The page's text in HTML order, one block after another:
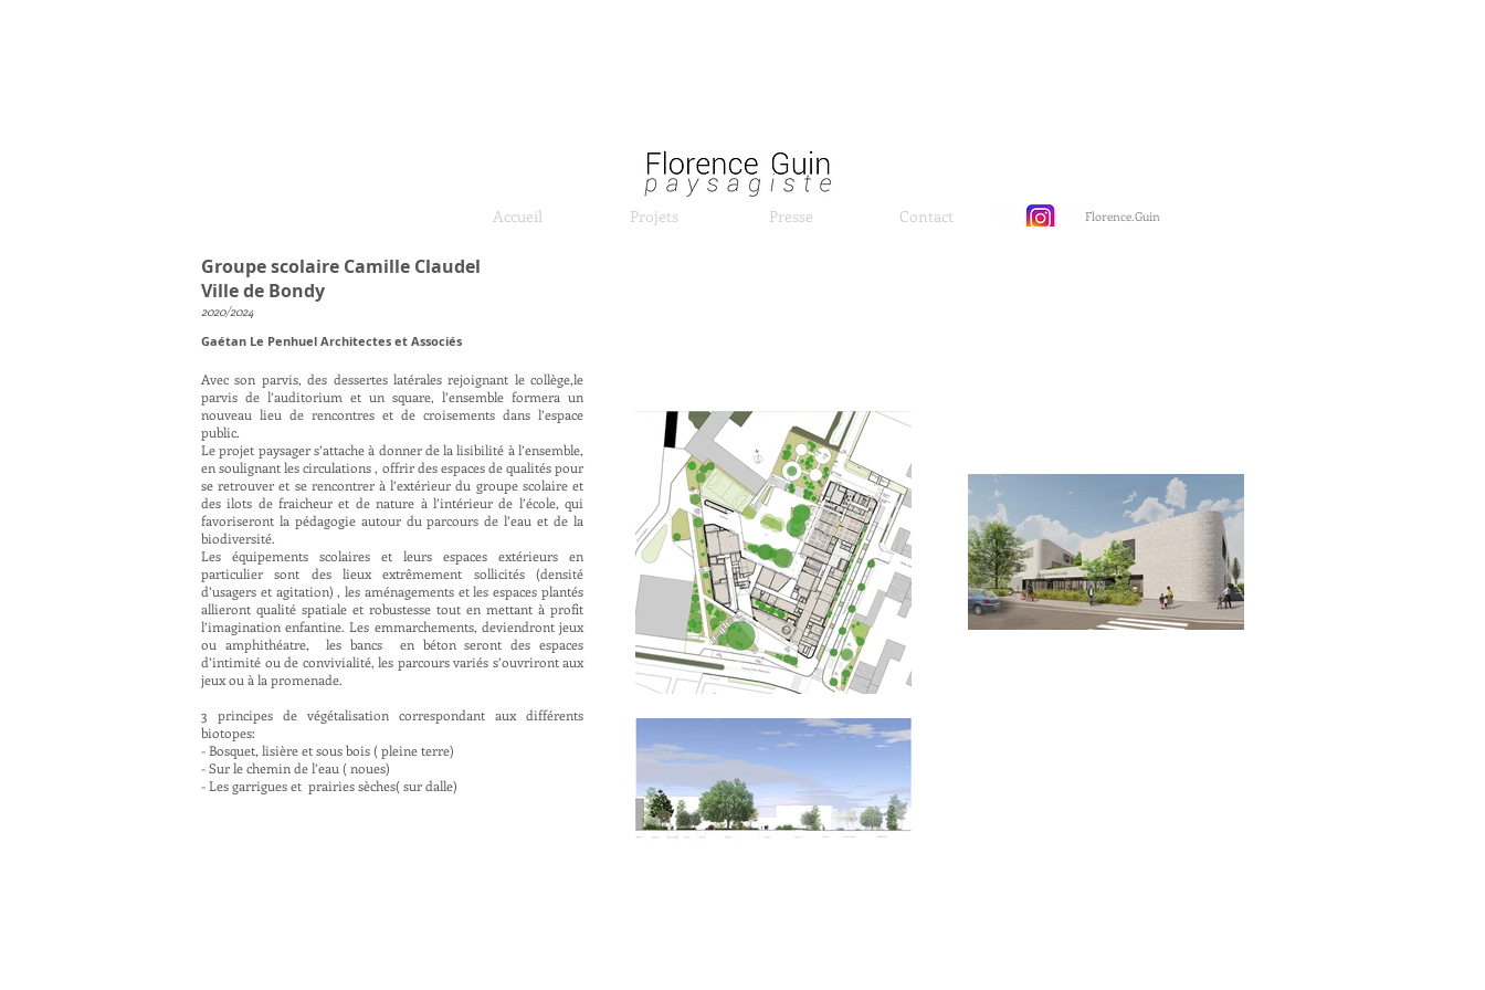
Accueil Projets Presse Contact Florence.Guin
Groupe scolaire Camille Claudel
Ville de Bondy
2020/2024
Gaétan Le Penhuel Architectes et Associés
Avec son parvis, des dessertes latérales rejoignant le collège,le
parvis de l’auditorium et un square, l’ensemble formera un
nouveau lieu de rencontres et de croisements dans l’espace
public.
Le projet paysager s’attache à donner de la lisibilité à l’ensemble,
en soulignant les circulations , offrir des espaces de qualités pour
se retrouver et se rencontrer à l’extérieur du groupe scolaire et
des ilots de fraicheur et de nature à l’intérieur de l’école, qui
favoriseront la pédagogie autour du parcours de l’eau et de la
biodiversité.
Les équipements scolaires et leurs espaces extérieurs en
particulier sont des lieux extrêmement sollicités (densité
d’usagers et agitation) , les aménagements et les espaces plantés
allieront qualité spatiale et robustesse tout en mettant à profit
l’imagination enfantine. Les emmarchements, deviendront jeux
ou amphithéatre, les bancs en béton seront des espaces
d’intimité ou de convivialité, les parcours variés s’ouvriront aux
jeux ou à la promenade.
3 principes de végétalisation correspondant aux différents
biotopes:
- Bosquet, lisière et sous bois ( pleine terre)
- Sur le chemin de l’eau ( noues)
- Les garrigues et prairies sèches( sur dalle)